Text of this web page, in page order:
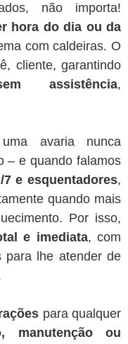
não importa!
hora do dia ou da
com caldeiras. O
cliente, garantindo
assistência,
avaria nunca
– e quando falamos
e esquentadores,
quando mais
Por isso,
e imediata, com
para lhe atender de
para qualquer
manutenção ou